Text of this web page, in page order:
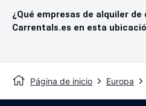
¿Qué empresas de alquiler
Carrentals.es en esta
Página de inicio Europa